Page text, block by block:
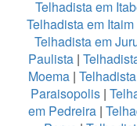
Telhadista em
Telhadista em
Telhadista em
Paulista |
Moema|
Paraisopolis|
em Pedreira |